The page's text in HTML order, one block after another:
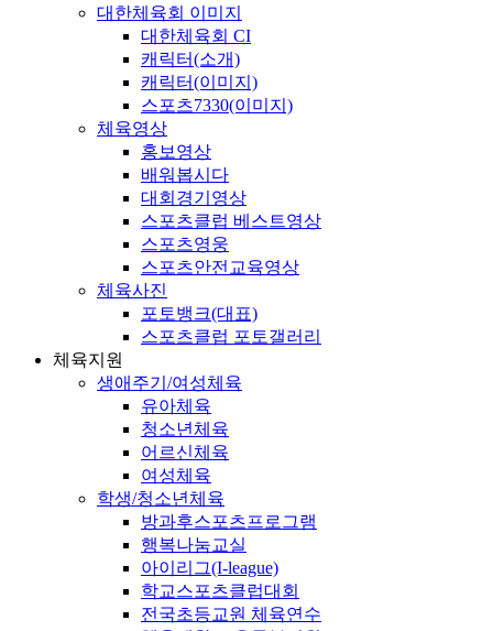
대한체육회 이미지
대한체육회 CI
캐릭터(소개)
캐릭터(이미지)
스포츠7330(이미지)
체육영상
홍보영상
배워봅시다
대회경기영상
스포츠클럽 베스트영상
스포츠영웅
스포츠안전교육영상
체육사진
포토뱅크(대표)
스포츠클럽 포토갤러리
체육지원
생애주기/여성체육
유아체육
청소년체육
어르신체육
여성체육
학생/청소년체육
방과후스포츠프로그램
행복나눔교실
아이리그(I-league)
학교스포츠클럽대회
전국초등교원 체육연수